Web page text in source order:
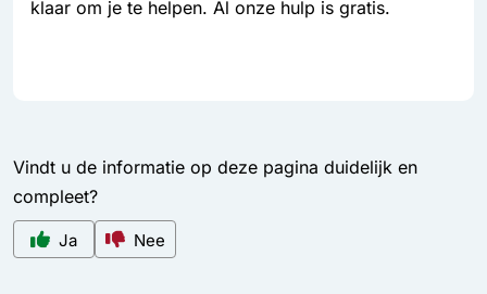
klaar om je te helpen. Al onze hulp is gratis.
Vindt u de informatie op deze pagina duidelijk en
compleet?
Ja Nee